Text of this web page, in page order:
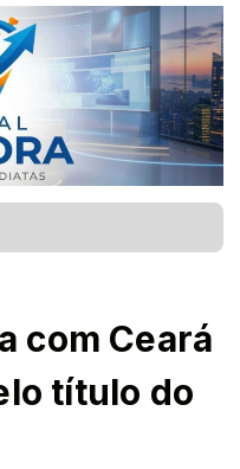
com Ceará
título do